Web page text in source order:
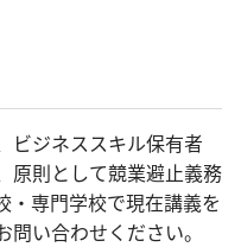
ビジネススキル保有者
原則として競業避止義務
・専門学校で現在講義を
い合わせください。